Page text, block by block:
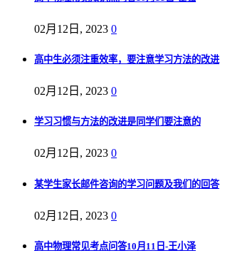
02月12日, 2023 0
高中生必须注重效率，要注意学习方法的改进
02月12日, 2023 0
学习习惯与方法的改进是同学们要注意的
02月12日, 2023 0
某学生家长邮件咨询的学习问题及我们的回答
02月12日, 2023 0
高中物理常见考点问答10月11日-王小泽